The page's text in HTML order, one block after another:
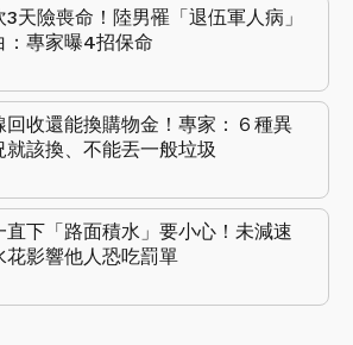
3天險喪命！陸男罹「退伍軍人病」
：專家曝4招保命
回收還能換購物金！專家：６種異
就該換、不能丟一般垃圾
直下「路面積水」要小心！未減速
花影響他人恐吃罰單